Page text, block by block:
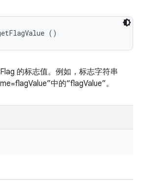
()
的标志值。例如，标志字符串
中的“flagValue”。